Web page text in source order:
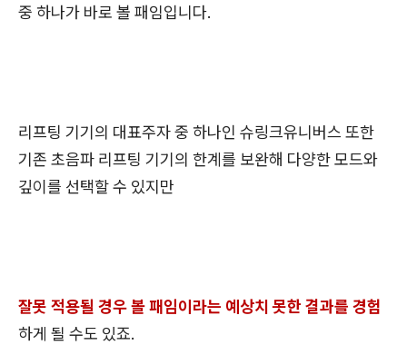
중 하나가 바로 볼 패임입니다.
리프팅 기기의 대표주자 중 하나인 슈링크유니버스 또한
기존 초음파 리프팅 기기의 한계를 보완해 다양한 모드와
깊이를 선택할 수 있지만
잘못 적용될 경우 볼 패임이라는 예상치 못한 결과를 경험
하게 될 수도 있죠.